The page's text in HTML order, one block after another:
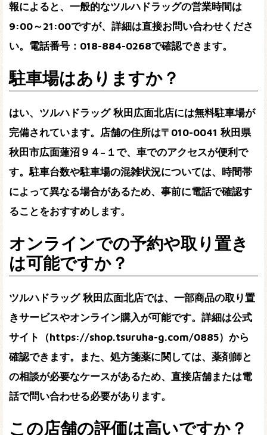
報によると、一般的なツルハドラッグの営業時間は
9:00～21:00ですが、詳細は直接お問い合わせくださ
い。 電話番号：018-884-0268で確認できます。
駐車場はありますか？
はい、ツルハドラッグ 秋田広面北店には無料駐車場が
完備されています。店舗の住所は〒010-0041 秋田県
秋田市広面蓮沼９４−１で、車でのアクセスが便利で
す。駐車台数や駐車場の混雑状況については、時間帯
によって異なる場合があるため、事前に電話で確認す
ることをおすすめします。
オンラインでの予約や取り置き
は可能ですか？
ツルハドラッグ 秋田広面北店では、一部商品の取り置
きサービスやオンライン購入が可能です。詳細は公式
サイト（https://shop.tsuruha-g.com/0885） から
確認できます。また、処方箋薬に関しては、薬剤師と
の相談が必要なケースがあるため、直接店舗または電
話で問い合わせる必要があります。
この店舗の評価は高いですか？